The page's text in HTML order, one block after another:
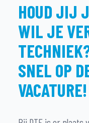
HOUD JIJ
WIL JE
SNEL OP
VACATURE!